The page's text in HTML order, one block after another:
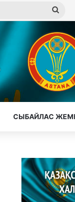
Іздеу
СЫБАЙЛАС